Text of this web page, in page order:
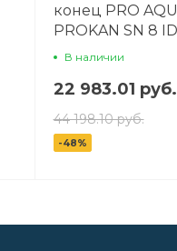
конец PRO
PROKAN SN 8
В наличии
22 983.01 руб.
44 198.10 руб.
-48%